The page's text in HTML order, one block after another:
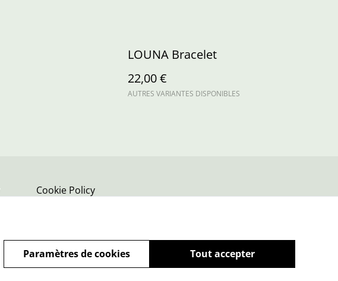
LOUNA Bracelet
22,00 €
AUTRES VARIANTES DISPONIBLES
Cookie Policy
Tout accepter
Paramètres de cookies